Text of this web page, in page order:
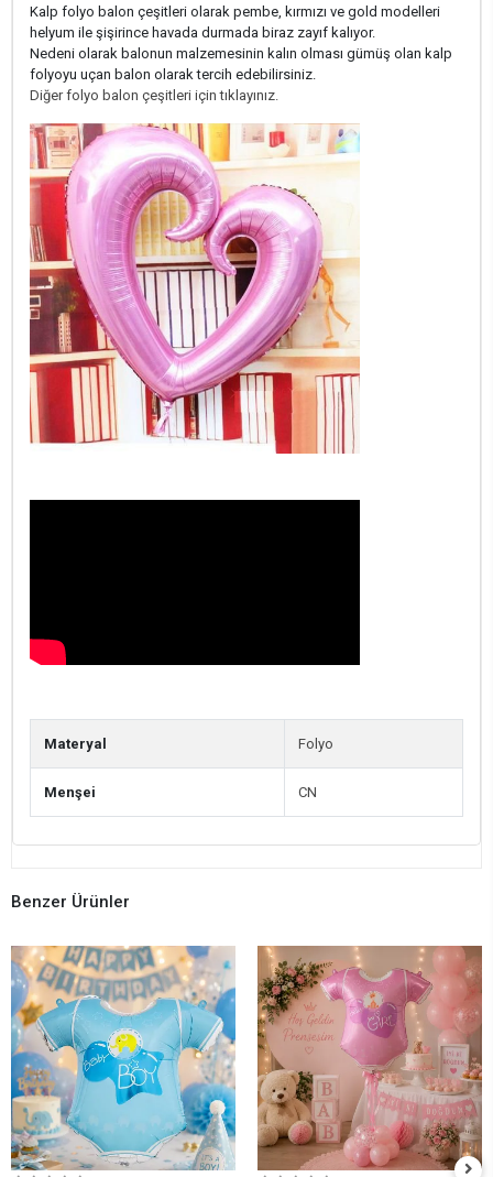
Kalp folyo balon çeşitleri olarak pembe, kırmızı ve gold modelleri
helyum ile şişirince havada durmada biraz zayıf kalıyor.
Nedeni olarak balonun malzemesinin kalın olması gümüş olan kalp
folyoyu uçan balon olarak tercih edebilirsiniz.
Diğer folyo balon çeşitleri için tıklayınız.
Materyal Folyo
Menşei CN
Benzer Ürünler